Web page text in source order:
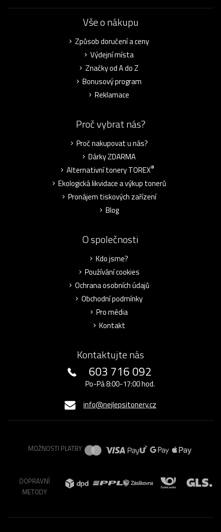
Vše o nákupu
Způsob doručení a ceny
Výdejní místa
Značky od A do Z
Bonusový program
Reklamace
Proč vybrat nás?
Proč nakupovat u nás?
Dárky ZDARMA
Alternativní tonery TOREX®
Ekologická likvidace a výkup tonerů
Pronájem tiskových zařízení
Blog
O společnosti
Kdo jsme?
Používání cookies
Ochrana osobních údajů
Obchodní podmínky
Pro média
Kontakt
Kontaktujte nás
603 716 092
Po-Pá 8:00-17:00 hod.
info@nejlepsitonery.cz
MOŽNOSTI PLATBY
DOPRAVNÍ
METODY